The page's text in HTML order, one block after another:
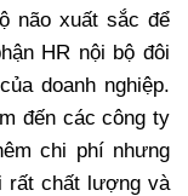
não xuất sắc để
HR nội bộ đôi
doanh nghiệp.
đến các công ty
chi phí nhưng
rất chất lượng và